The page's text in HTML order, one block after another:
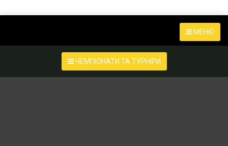
МЕНЮ
ЧЕМПІОНАТИ ТА ТУРНІРИ